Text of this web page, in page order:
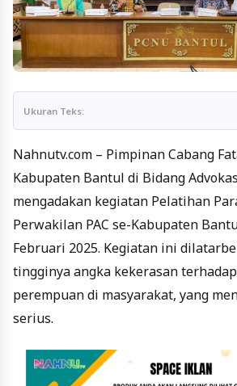
Ukuran Teks:
Nahnutv.com – Pimpinan Cabang
Kabupaten Bantul di Bidang
mengadakan kegiatan Pelatihan
Perwakilan PAC se-Kabupaten
Februari 2025. Kegiatan ini
tingginya angka kekerasan
perempuan di masyarakat, yang
serius.